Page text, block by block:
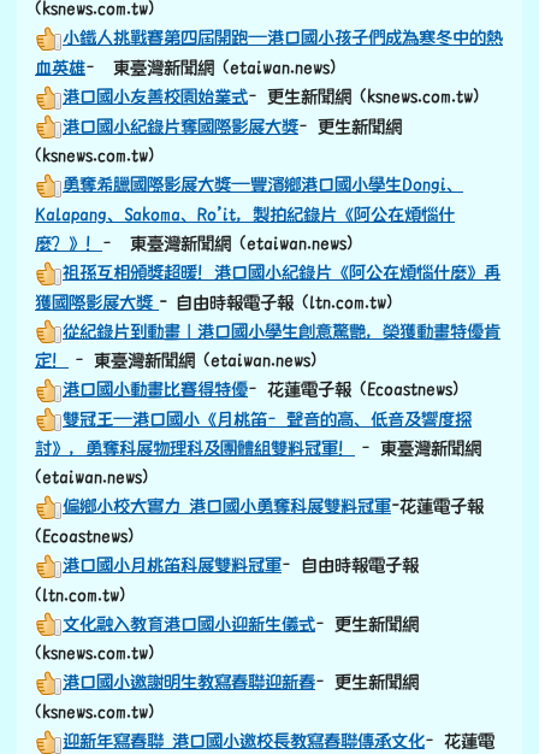
(etaiwan.news)
偏鄉小校大實力 港口國小勇奪科展雙料冠軍
(Ecoastnews)
港口國小月桃笛科展雙料冠軍–自由時報電子報
(ltn.com.tw)
文化融入教育港口國小迎新生儀式–更生新聞網
(ksnews.com.tw)
港口國小邀謝明生教寫春聯迎新春–更生新聞網
(ksnews.com.tw)
迎新年寫春聯 港口國小邀校長教寫春聯傳承文化
子報 (Ecoastnews)
阿美族的春聯「Nga’ay ho」（你好嗎？）-退休校長謝明
生，港口國小寫春聯，不一樣就是不一樣！ –東臺灣新聞網
(etaiwan.news)
港口國小族語傳承的美好成果–更生新聞網
(ksnews.com.tw)
左邊區域內容
課室英語隨時背
Let me check your answer.讓我看看你的答案.